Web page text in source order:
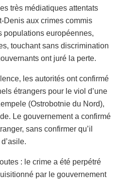
très médiatiques attentats
Denis aux crimes commis
populations européennes,
touchant sans discrimination
ont juré la perte.
les autorités ont confirmé
étrangers pour le viol d’une
(Ostrobotnie du Nord),
Le gouvernement a confirmé
sans confirmer qu’il
: le crime a été perpétré
par le gouvernement